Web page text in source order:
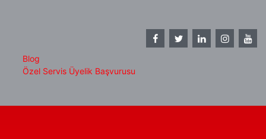
Blog
Özel Servis Üyelik Başvurusu